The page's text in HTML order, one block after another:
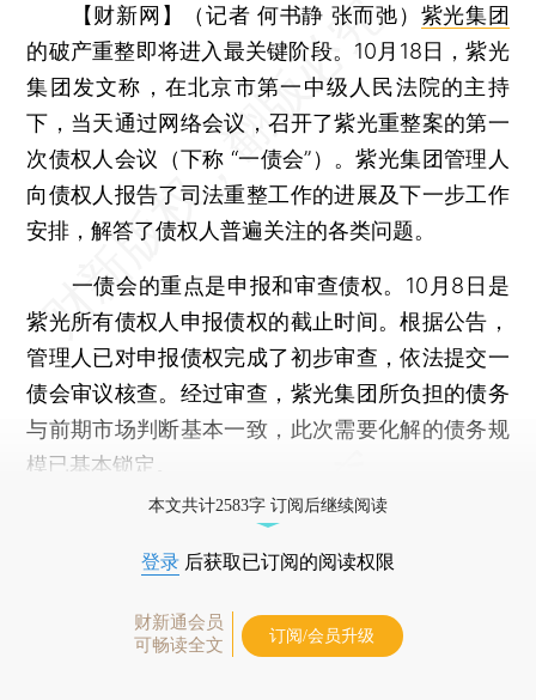
【财新网】（记者 何书静 张而弛） 紫光集团
的破产重整即将进入最关键阶段。10月18日，紫光
集团发文称，在北京市第一中级人民法院的主持
下，当天通过网络会议，召开了紫光重整案的第一
次债权人会议（下称 “一债会”）。紫光集团管理人
向债权人报告了司法重整工作的进展及下一步工作
安排，解答了债权人普遍关注的各类问题。
一债会的重点是申报和审查债权。10月8日是
紫光所有债权人申报债权的截止时间。根据公告，
管理人已对申报债权完成了初步审查，依法提交一
债会审议核查。经过审查，紫光集团所负担的债务
与前期市场判断基本一致，此次需要化解的债务规
模已基本锁定。
本文共计2583字 订阅后继续阅读
登录 后获取已订阅的阅读权限
财新通会员
可畅读全文
订阅/会员升级